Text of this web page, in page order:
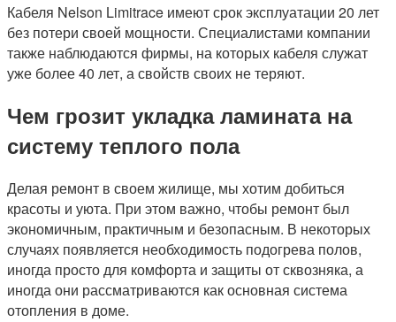
Кабеля Nelson Limitrace имеют срок эксплуатации 20 лет
без потери своей мощности. Специалистами компании
также наблюдаются фирмы, на которых кабеля служат
уже более 40 лет, а свойств своих не теряют.
Чем грозит укладка ламината на
систему теплого пола
Делая ремонт в своем жилище, мы хотим добиться
красоты и уюта. При этом важно, чтобы ремонт был
экономичным, практичным и безопасным. В некоторых
случаях появляется необходимость подогрева полов,
иногда просто для комфорта и защиты от сквозняка, а
иногда они рассматриваются как основная система
отопления в доме.